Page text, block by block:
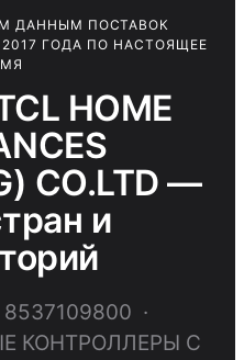
ДАННЫМ ПОСТАВОК
ГОДА ПО НАСТОЯЩЕЕ
HOME
CO.LTD —
и
·
КОНТРОЛЛЕРЫ С